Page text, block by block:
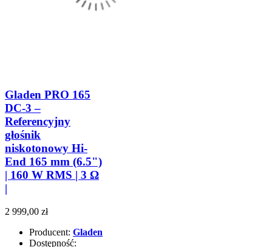
Gladen PRO 165
DC-3 –
Referencyjny
głośnik
niskotonowy Hi-
End 165 mm (6.5")
| 160 W RMS | 3 Ω
|
2 999,00 zł
Producent: Gladen
Dostępność: